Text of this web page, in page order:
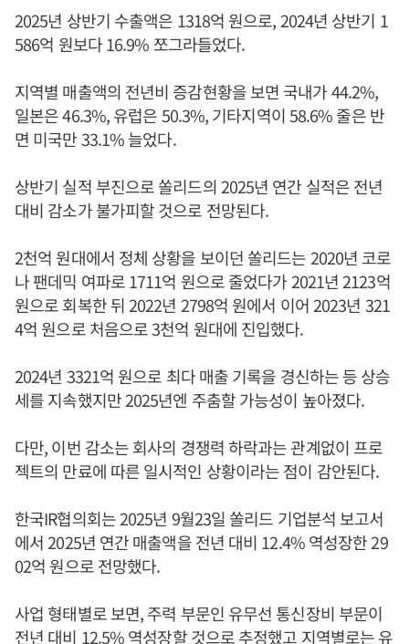
2025년 상반기 수출액은 1318억 원으로, 2024년 상반기 1
586억 원보다 16.9% 쪼그라들었다.
지역별 매출액의 전년비 증감현황을 보면 국내가 44.2%,
일본은 46.3%, 유럽은 50.3%, 기타지역이 58.6% 줄은 반
면 미국만 33.1% 늘었다.
상반기 실적 부진으로 쏠리드의 2025년 연간 실적은 전년
대비 감소가 불가피할 것으로 전망된다.
2천억 원대에서 정체 상황을 보이던 쏠리드는 2020년 코로
나 팬데믹 여파로 1711억 원으로 줄었다가 2021년 2123억
원으로 회복한 뒤 2022년 2798억 원에서 이어 2023년 321
4억 원으로 처음으로 3천억 원대에 진입했다.
2024년 3321억 원으로 최다 매출 기록을 경신하는 등 상승
세를 지속했지만 2025년엔 주춤할 가능성이 높아졌다.
다만, 이번 감소는 회사의 경쟁력 하락과는 관계없이 프로
젝트의 만료에 따른 일시적인 상황이라는 점이 감안된다.
한국IR협의회는 2025년 9월23일 쏠리드 기업분석 보고서
에서 2025년 연간 매출액을 전년 대비 12.4% 역성장한 29
02억 원으로 전망했다.
사업 형태별로 보면, 주력 부문인 유무선 통신장비 부문이
전년 대비 12.5% 역성장할 것으로 추정했고 지역별로는 유